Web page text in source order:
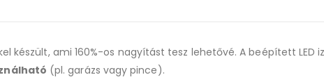
készült, ami 160%-os nagyítást tesz lehetővé. A beépített
(pl. garázs vagy pince).